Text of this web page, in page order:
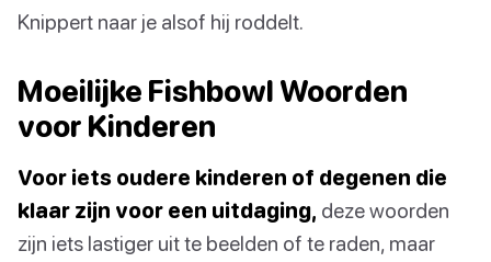
Knippert naar je alsof hij roddelt.
Moeilijke Fishbowl Woorden
voor Kinderen
Voor iets oudere kinderen of degenen die
klaar zijn voor een uitdaging, deze woorden
zijn iets lastiger uit te beelden of te raden, maar